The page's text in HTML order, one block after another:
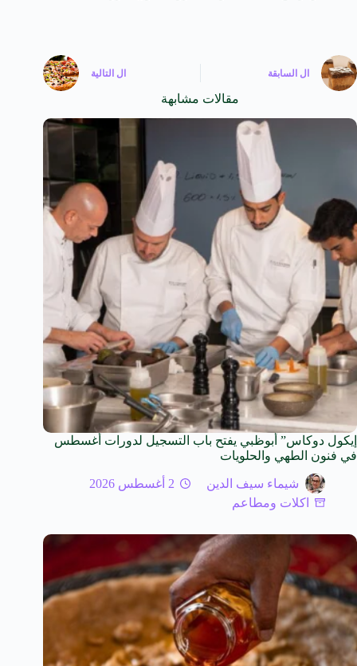
ال السابقة ال التالية
مقالات مشابهة
إيكول دوكاس” أبوظبي يفتح باب التسجيل لدورات أغسطس
في فنون الطهي والحلويات
شيماء سيف الدين
2 أغسطس 2026
اكلات ومطاعم